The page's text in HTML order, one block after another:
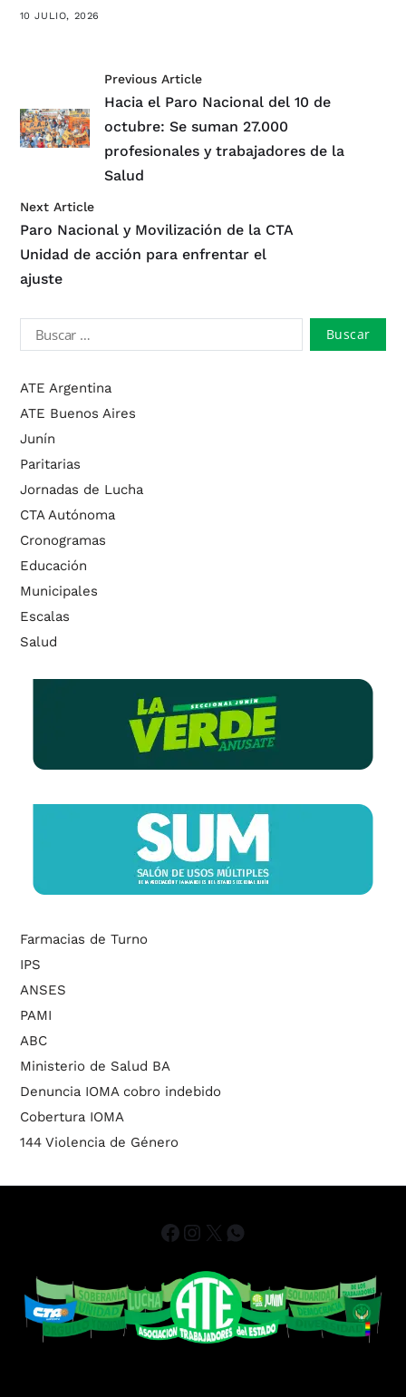
10 JULIO, 2026
Previous Article
Hacia el Paro Nacional del 10 de
octubre: Se suman 27.000
profesionales y trabajadores de la
Salud
Next Article
Paro Nacional y Movilización de la CTA
Unidad de acción para enfrentar el
ajuste
ATE Argentina
ATE Buenos Aires
Junín
Paritarias
Jornadas de Lucha
CTA Autónoma
Cronogramas
Educación
Municipales
Escalas
Salud
Farmacias de Turno
IPS
ANSES
PAMI
ABC
Ministerio de Salud BA
Denuncia IOMA cobro indebido
Cobertura IOMA
144 Violencia de Género